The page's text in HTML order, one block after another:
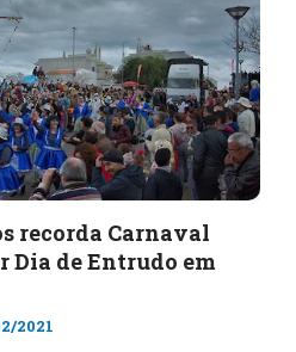
recorda Carnaval
Dia de Entrudo em
2021